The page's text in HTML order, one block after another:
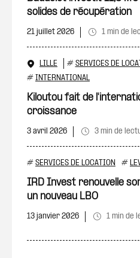
solides de récupération
21 juillet 2026 1 min de
LILLE # SERVICES DE
# INTERNATIONAL
Kiloutou fait de
croissance
3 avril 2026 3 min de
# SERVICES DE LOCATION #
IRD Invest renouvelle
un nouveau LBO
13 janvier 2026 1 min de